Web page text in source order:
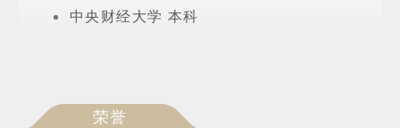
中央财经大学 本科
荣誉